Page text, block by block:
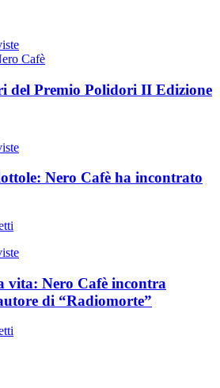
Cafè
del Premio Polidori II Edizione
Nero Cafè ha incontrato
vita: Nero Cafè incontra
di “Radiomorte”